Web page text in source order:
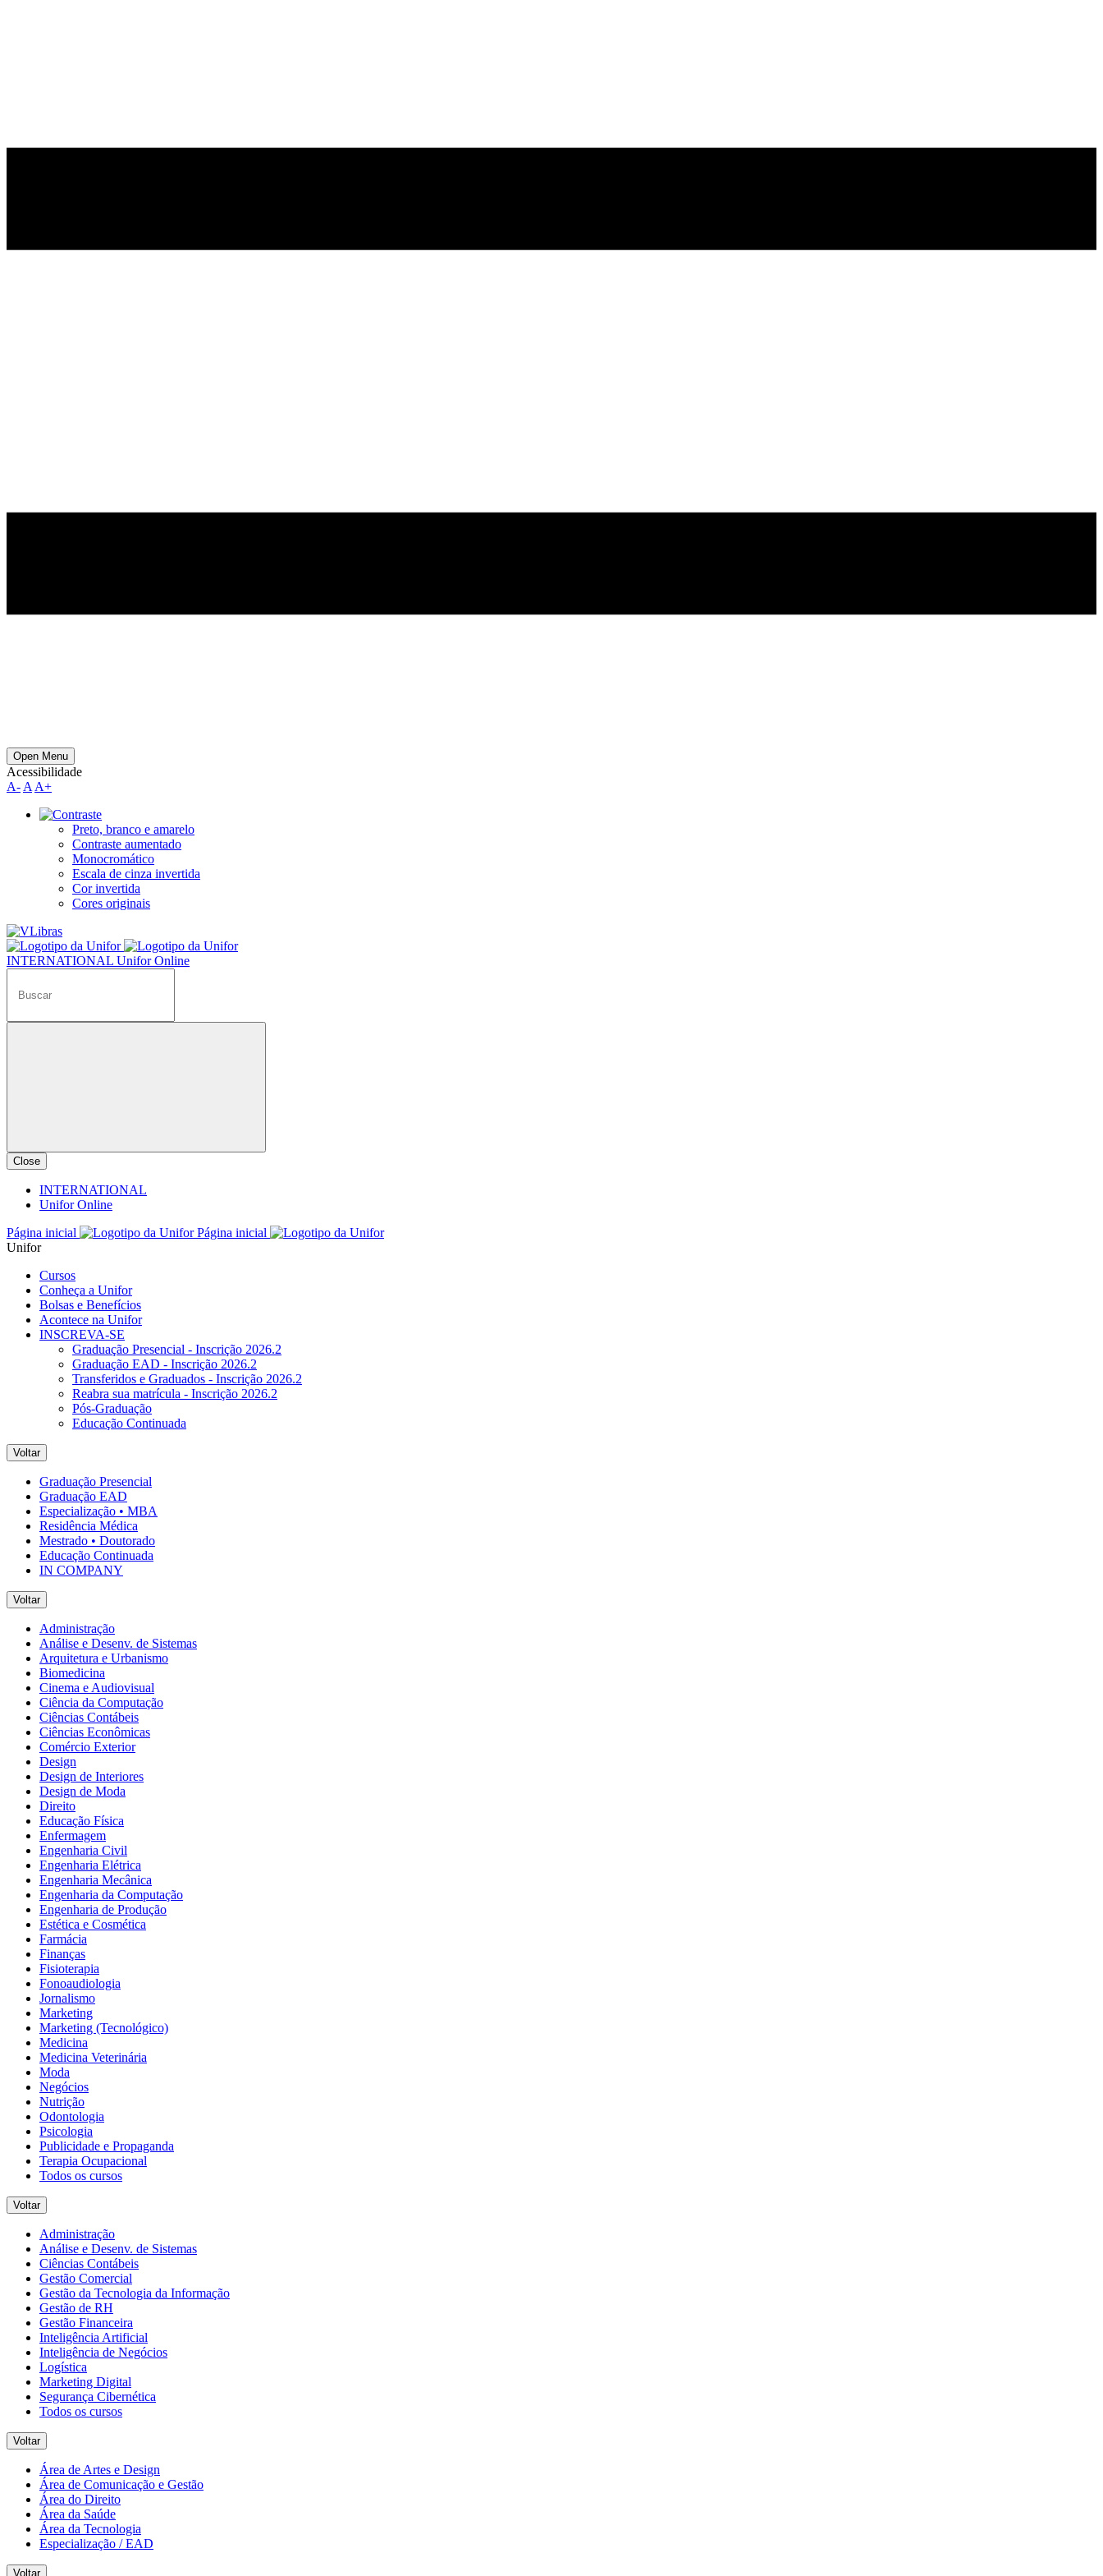
Open Menu
Acessibilidade
A- A A+
Preto, branco e amarelo
Contraste aumentado
Monocromático
Escala de cinza invertida
Cor invertida
Cores originais
INTERNATIONAL Unifor Online
Close
INTERNATIONAL
Unifor Online
Página inicial
Página inicial
Unifor
Cursos
Conheça a Unifor
Bolsas e Benefícios
Acontece na Unifor
INSCREVA-SE
Graduação Presencial - Inscrição 2026.2
Graduação EAD - Inscrição 2026.2
Transferidos e Graduados - Inscrição 2026.2
Reabra sua matrícula - Inscrição 2026.2
Pós-Graduação
Educação Continuada
Voltar
Graduação Presencial
Graduação EAD
Especialização • MBA
Residência Médica
Mestrado • Doutorado
Educação Continuada
IN COMPANY
Voltar
Administração
Análise e Desenv. de Sistemas
Arquitetura e Urbanismo
Biomedicina
Cinema e Audiovisual
Ciência da Computação
Ciências Contábeis
Ciências Econômicas
Comércio Exterior
Design
Design de Interiores
Design de Moda
Direito
Educação Física
Enfermagem
Engenharia Civil
Engenharia Elétrica
Engenharia Mecânica
Engenharia da Computação
Engenharia de Produção
Estética e Cosmética
Farmácia
Finanças
Fisioterapia
Fonoaudiologia
Jornalismo
Marketing
Marketing (Tecnológico)
Medicina
Medicina Veterinária
Moda
Negócios
Nutrição
Odontologia
Psicologia
Publicidade e Propaganda
Terapia Ocupacional
Todos os cursos
Voltar
Administração
Análise e Desenv. de Sistemas
Ciências Contábeis
Gestão Comercial
Gestão da Tecnologia da Informação
Gestão de RH
Gestão Financeira
Inteligência Artificial
Inteligência de Negócios
Logística
Marketing Digital
Segurança Cibernética
Todos os cursos
Voltar
Área de Artes e Design
Área de Comunicação e Gestão
Área do Direito
Área da Saúde
Área da Tecnologia
Especialização / EAD
Voltar